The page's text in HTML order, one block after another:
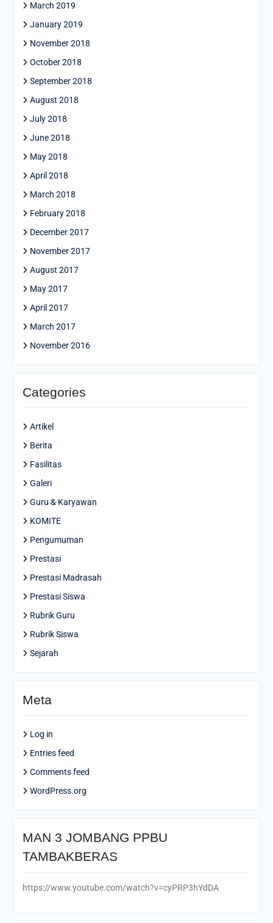
March 2019
January 2019
November 2018
October 2018
September 2018
August 2018
July 2018
June 2018
May 2018
April 2018
March 2018
February 2018
December 2017
November 2017
August 2017
May 2017
April 2017
March 2017
November 2016
Categories
Artikel
Berita
Fasilitas
Galeri
Guru & Karyawan
KOMITE
Pengumuman
Prestasi
Prestasi Madrasah
Prestasi Siswa
Rubrik Guru
Rubrik Siswa
Sejarah
Meta
Log in
Entries feed
Comments feed
WordPress.org
MAN 3 JOMBANG PPBU
TAMBAKBERAS
https://www.youtube.com/watch?v=cyPRP3hYdDA